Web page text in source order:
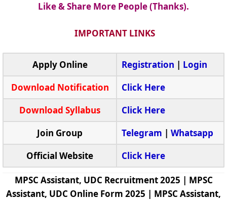
Like & Share More People (Thanks).
IMPORTANT LINKS
Apply Online Registration | Login
Download Notification
Click Here
Download Syllabus
Click Here
Join Group
Telegram | Whatsapp
Official Website
Click Here
MPSC Assistant, UDC Recruitment 2025 | MPSC
Assistant, UDC Online Form 2025 | MPSC Assistant,